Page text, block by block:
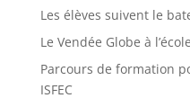
Les élèves suivent le
Le Vendée Globe à
Parcours de formation
ISFEC